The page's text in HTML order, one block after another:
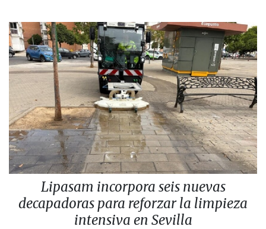
Lipasam incorpora seis nuevas
decapadoras para reforzar la limpieza
intensiva en Sevilla